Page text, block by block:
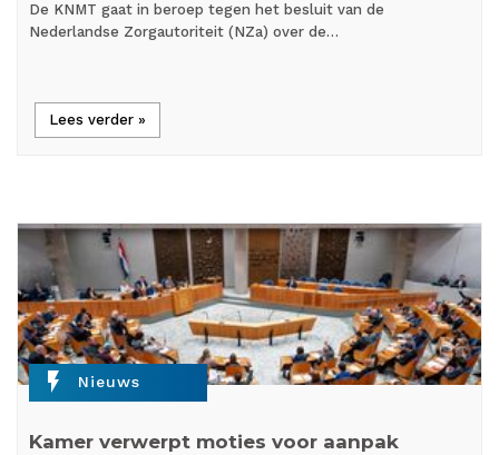
De KNMT gaat in beroep tegen het besluit van de
Nederlandse Zorgautoriteit (NZa) over de…
Lees verder »
flash_on Nieuws
Kamer verwerpt moties voor aanpak